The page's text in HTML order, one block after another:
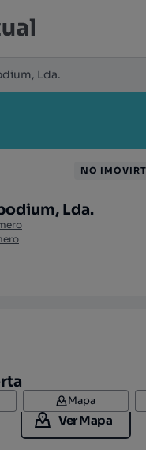
Lda.
Lda.
NO
Mapa
Ver Mapa